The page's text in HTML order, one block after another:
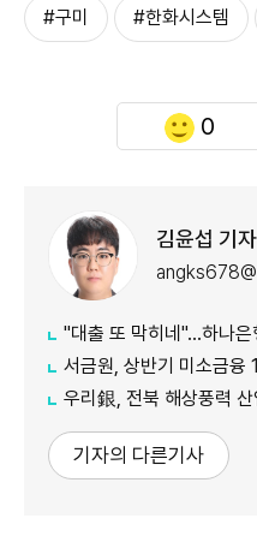
#구미 #한화시스템
0
김윤섭 기자
"대출 또 막히네"…하나은행
서금원, 상반기 미소금융
우리銀, 전북 해상풍력
기자의 다른기사